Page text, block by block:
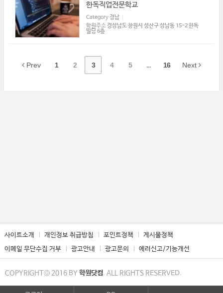
한독직업전문학교
Category경남
학원주소경상남도 창원시 성산구 상남동 15-2 한독
빌딩 6층
Prev 1 2 3 4 5 ... 16 Next
사이트소개 개인정보 취급방침 포인트정책
게시물정책
이메일 무단수집 거부
광고안내 광고문의 에러신고/기능개선
COPYRIGHT© 2016 BY 학원닷컴. ALL RIGHTS RESERVED.